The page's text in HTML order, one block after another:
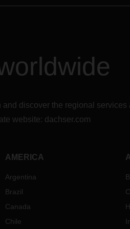
discover the regional
website: dachser.com
AMERICA
Argentina
Brazil
Canada
Chile